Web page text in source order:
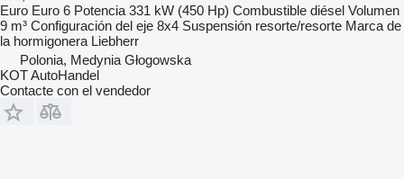
Euro Euro 6 Potencia 331 kW (450 Hp) Combustible diésel Volumen
9 m³ Configuración del eje 8x4 Suspensión resorte/resorte Marca de
la hormigonera Liebherr
Polonia, Medynia Głogowska
KOT AutoHandel
Contacte con el vendedor